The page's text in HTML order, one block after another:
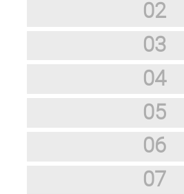
02
03
04
05
06
07